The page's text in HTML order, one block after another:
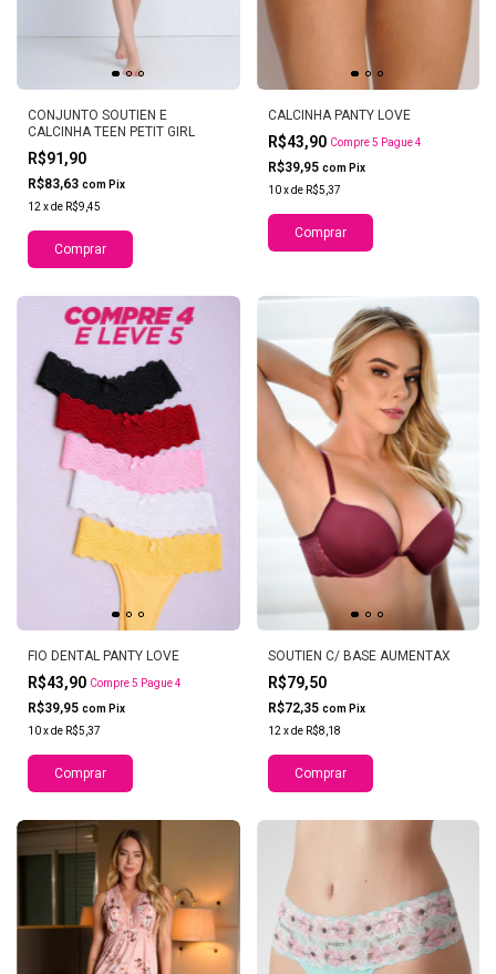
CONJUNTO SOUTIEN E
CALCINHA TEEN PETIT GIRL
R$91,90
R$83,63 com Pix
12 xde R$9,45
Comprar
CALCINHA PANTY LOVE
R$43,90 Compre 5 Pague 4
R$39,95 com Pix
10 xde R$5,37
Comprar
FIO DENTAL PANTY LOVE
R$43,90 Compre 5 Pague 4
R$39,95 com Pix
10xde R$5,37
Comprar
SOUTIEN C/ BASE AUMENTAX
R$79,50
R$72,35 com Pix
12 xde R$8,18
Comprar